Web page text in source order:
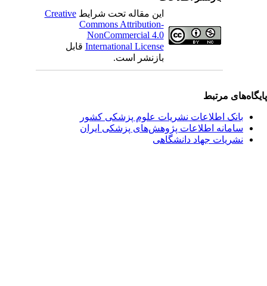
این مقاله تحت شرایطCreative
Commons Attribution-
NonCommercial 4.0
International Licenseقابل
بازنشر است.
مرتبط
بانک اطلاعات نشریات علوم پزشکی کشور
سامانه اطلاعات پژوهش‌های پزشکی ایران
نشریات جهاد دانشگاهی